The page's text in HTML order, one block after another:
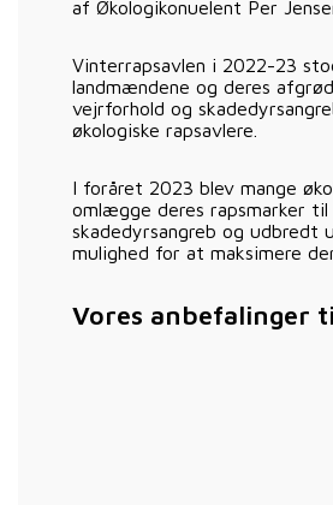
af Økologikonuelent Per
Vinterrapsavlen i 2022-23
landmændene og deres
vejrforhold og
økologiske rapsavlere.
I foråret 2023 blev mange
omlægge deres rapsmarker
skadedyrsangreb og
mulighed for at maksimere
Vores anbefalinger